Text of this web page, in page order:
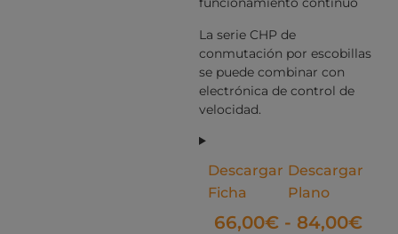
La serie CHP de
conmutación por escobillas
se puede combinar con
electrónica de control de
velocidad.
Descargar
Ficha
Descargar
Plano
66,00€ - 84,00€